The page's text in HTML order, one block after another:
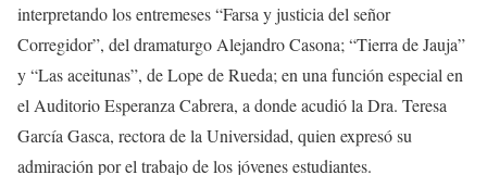
interpretando los entremeses “Farsa y justicia del señor
Corregidor”, del dramaturgo Alejandro Casona; “Tierra de Jauja”
y “Las aceitunas”, de Lope de Rueda; en una función especial en
el Auditorio Esperanza Cabrera, a donde acudió la Dra. Teresa
García Gasca, rectora de la Universidad, quien expresó su
admiración por el trabajo de los jóvenes estudiantes.